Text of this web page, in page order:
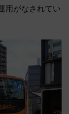
用がなされてい